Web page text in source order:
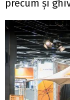
precum şi